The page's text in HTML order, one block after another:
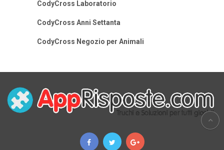
CodyCross Laboratorio
CodyCross Anni Settanta
CodyCross Negozio per Animali